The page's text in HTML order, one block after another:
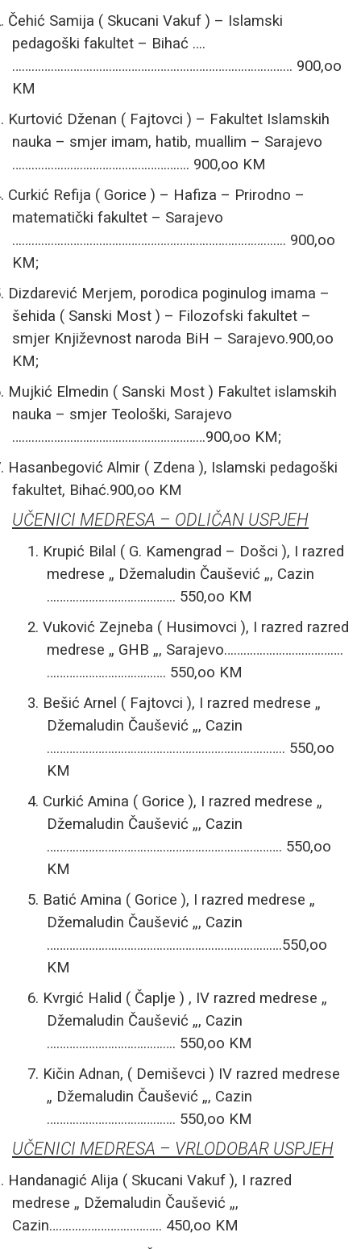
Čehić Samija ( Skucani Vakuf ) – Islamski
pedagoški fakultet – Bihać ….
…………………………………………………………………………… 900,oo
KM
Kurtović Dženan ( Fajtovci ) – Fakultet Islamskih
nauka – smjer imam, hatib, muallim – Sarajevo
………………………………………………. 900,oo KM
Curkić Refija ( Gorice ) – Hafiza – Prirodno –
matematički fakultet – Sarajevo
…………………………………………………………………………. 900,oo
KM;
Dizdarević Merjem, porodica poginulog imama –
šehida ( Sanski Most ) – Filozofski fakultet –
smjer Književnost naroda BiH – Sarajevo.900,oo
KM;
Mujkić Elmedin ( Sanski Most ) Fakultet islamskih
nauka – smjer Teološki, Sarajevo
……………………………………………………900,oo KM;
Hasanbegović Almir ( Zdena ), Islamski pedagoški
fakultet, Bihać.900,oo KM
UČENICI MEDRESA – ODLIČAN USPJEH
1. Krupić Bilal ( G. Kamengrad – Došci ), I razred
medrese „ Džemaludin Čaušević „, Cazin
…………………………………. 550,oo KM
2. Vuković Zejneba ( Husimovci ), I razred razred
medrese „ GHB „, Sarajevo……………………………….
………………………………. 550,oo KM
3. Bešić Arnel ( Fajtovci ), I razred medrese „
Džemaludin Čaušević „, Cazin
……………………………………………………………….. 550,oo
KM
4. Curkić Amina ( Gorice ), I razred medrese „
Džemaludin Čaušević „, Cazin
………………………………………………………………. 550,oo
KM
5. Batić Amina ( Gorice ), I razred medrese „
Džemaludin Čaušević „, Cazin
……………………………………………………………….550,oo
KM
6. Kvrgić Halid ( Čaplje ) , IV razred medrese „
Džemaludin Čaušević „, Cazin
…………………………………. 550,oo KM
7. Kičin Adnan, ( Demiševci ) IV razred medrese
„ Džemaludin Čaušević „, Cazin
…………………………………. 550,oo KM
UČENICI MEDRESA – VRLODOBAR USPJEH
Handanagić Alija ( Skucani Vakuf ), I razred
medrese „ Džemaludin Čaušević „,
Cazin…………………………….. 450,oo KM